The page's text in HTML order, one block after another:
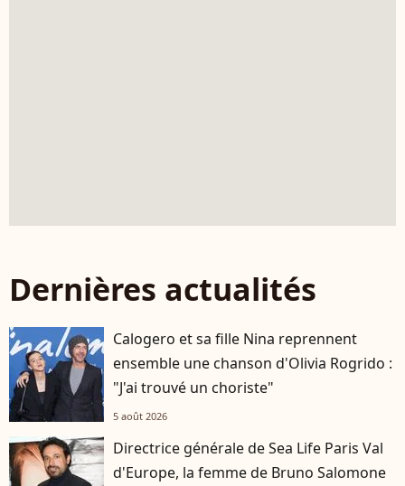
Dernières actualités
Calogero et sa fille Nina reprennent
ensemble une chanson d'Olivia Rogrido :
"J'ai trouvé un choriste"
5 août 2026
Directrice générale de Sea Life Paris Val
d'Europe, la femme de Bruno Salomone